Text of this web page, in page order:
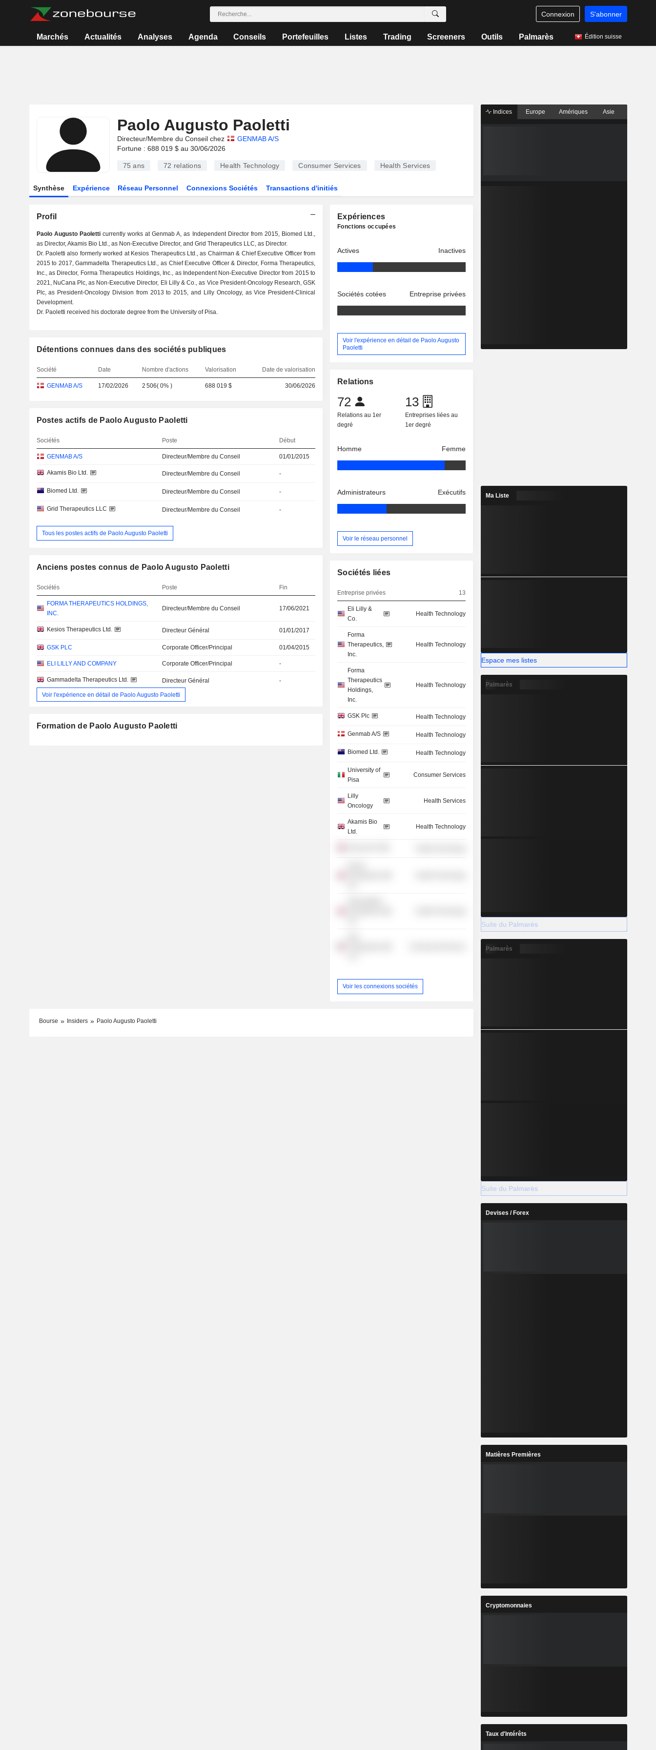
Connexion S'abonner
Marchés Actualités Analyses Agenda Conseils Portefeuilles Listes Trading Screeners Outils Palmarès Édition suisse
Paolo Augusto Paoletti
Directeur/Membre du Conseil chez
GENMAB A/S
Fortune : 688 019 $ au 30/06/2026
75 ans 72 relations Health Technology Consumer Services Health Services
Synthèse Expérience Réseau Personnel Connexions Sociétés Transactions d'initiés
Profil
Paolo Augusto Paoletticurrently works at Genmab A, as Independent Director from 2015, Biomed Ltd.,
as Director, Akamis Bio Ltd., as Non-Executive Director, and Grid Therapeutics LLC, as Director.
Dr. Paoletti also formerly worked at Kesios Therapeutics Ltd., as Chairman & Chief Executive Officer from
2015 to 2017, Gammadelta Therapeutics Ltd., as Chief Executive Officer & Director, Forma Therapeutics,
Inc., as Director, Forma Therapeutics Holdings, Inc., as Independent Non-Executive Director from 2015 to
2021, NuCana Plc, as Non-Executive Director, Eli Lilly & Co., as Vice President-Oncology Research, GSK
Plc, as President-Oncology Division from 2013 to 2015, and Lilly Oncology, as Vice President-Clinical
Development.
Dr. Paoletti received his doctorate degree from the University of Pisa.
Détentions connues dans des sociétés publiques
Société Date Nombre d'actions Valorisation Date de valorisation
GENMAB A/S 17/02/2026 2 506(0% ) 688 019 $ 30/06/2026
Postes actifs de Paolo Augusto Paoletti
Sociétés Poste Début
GENMAB A/S Directeur/Membre du Conseil 01/01/2015
Akamis Bio Ltd. Directeur/Membre du Conseil -
Biomed Ltd. Directeur/Membre du Conseil -
Grid Therapeutics LLC Directeur/Membre du Conseil -
Tous les postes actifs de Paolo Augusto Paoletti
Anciens postes connus de Paolo Augusto Paoletti
Sociétés Poste Fin
FORMA THERAPEUTICS HOLDINGS,
INC.
Directeur/Membre du Conseil 17/06/2021
Kesios Therapeutics Ltd. Directeur Général 01/01/2017
GSK PLC Corporate Officer/Principal 01/04/2015
ELI LILLY AND COMPANY Corporate Officer/Principal -
Gammadelta Therapeutics Ltd. Directeur Général
-
Voir l'expérience en détail de Paolo Augusto Paoletti
Formation de Paolo Augusto Paoletti
Expériences
Fonctions occupées
Actives Inactives
Sociétés cotées Entreprise privées
Voir l'expérience en détail de Paolo Augusto
Paoletti
Relations
72
Relations au 1er
degré
13
Entreprises liées au
1er degré
Homme Femme
Administrateurs Exécutifs
Voir le réseau personnel
Sociétés liées
Entreprise privées 13
Eli Lilly &
Co.
Health Technology
Forma
Therapeutics,
Inc.
Health Technology
Forma
Therapeutics
Holdings,
Inc.
Health Technology
GSK Plc Health Technology
Genmab A/S Health Technology
Biomed Ltd. Health Technology
University of
Pisa
Consumer Services
Lilly
Oncology
Health Services
Akamis Bio
Ltd.
Health Technology
Voir les connexions sociétés
Bourse Insiders Paolo Augusto Paoletti
Indices Europe Amériques Asie
Ma Liste
Espace mes listes
Palmarès
Suite du Palmarès
Palmarès
Suite du Palmarès
Devises / Forex
Matières Premières
Cryptomonnaies
Taux d'Intérêts